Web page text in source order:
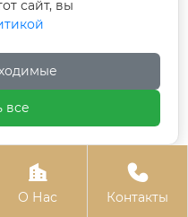
вопросы
стол в нишу?
и сложности.
с простой
ЛДСП/МДФ,
— 35 000 – 60

О Нас

Контакты
сайт, вы
все